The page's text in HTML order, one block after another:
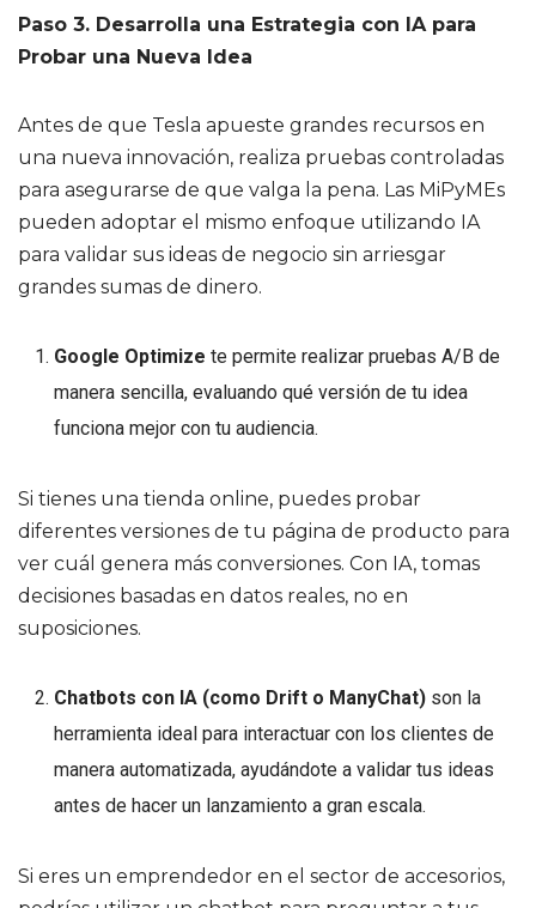
Paso 3. Desarrolla una Estrategia con IA para
Probar una Nueva Idea
Antes de que Tesla apueste grandes recursos en
una nueva innovación, realiza pruebas controladas
para asegurarse de que valga la pena. Las MiPyMEs
pueden adoptar el mismo enfoque utilizando IA
para validar sus ideas de negocio sin arriesgar
grandes sumas de dinero.
Google Optimize te permite realizar pruebas A/B de
manera sencilla, evaluando qué versión de tu idea
funciona mejor con tu audiencia.
Si tienes una tienda online, puedes probar
diferentes versiones de tu página de producto para
ver cuál genera más conversiones. Con IA, tomas
decisiones basadas en datos reales, no en
suposiciones.
Chatbots con IA (como Drift o ManyChat) son la
herramienta ideal para interactuar con los clientes de
manera automatizada, ayudándote a validar tus ideas
antes de hacer un lanzamiento a gran escala.
Si eres un emprendedor en el sector de accesorios,